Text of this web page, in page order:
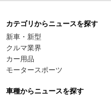
カテゴリからニュースを探す
新車・新型
クルマ業界
カー用品
モータースポーツ
車種からニュースを探す